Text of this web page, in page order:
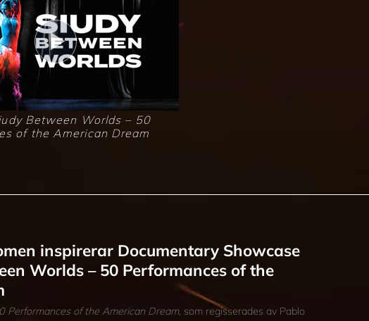
Between Worlds – 50
of the American Dream
inspirerar Documentary Showcase
Worlds – 50 Performances of the
Performances of the American Dream, som regisserades av Pablo